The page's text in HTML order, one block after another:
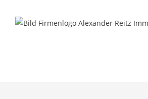
Inhalt